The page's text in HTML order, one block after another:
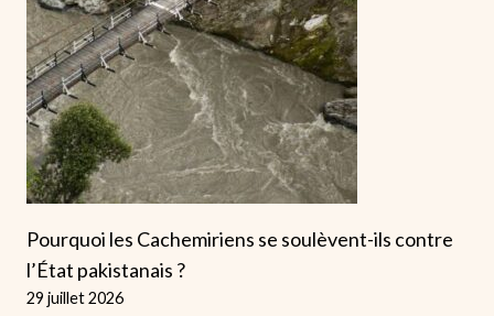
Pourquoi les Cachemiriens se soulèvent-ils contre
l’État pakistanais ?
29 juillet 2026